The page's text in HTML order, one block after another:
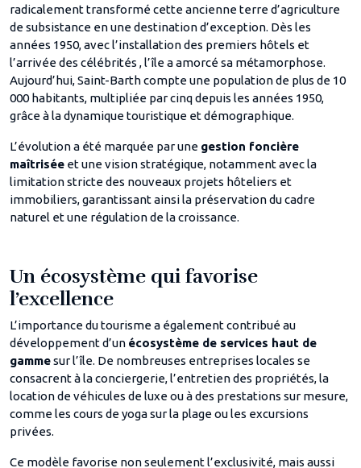
radicalement transformé cette ancienne terre d’agriculture
de subsistance en une destination d’exception. Dès les
années 1950, avec l’installation des premiers hôtels et
l’arrivée des célébrités , l’île a amorcé sa métamorphose.
Aujourd’hui, Saint-Barth compte une population de plus de 10
000 habitants, multipliée par cinq depuis les années 1950,
grâce à la dynamique touristique et démographique.
L’évolution a été marquée par une gestion foncière
maîtrisée et une vision stratégique, notamment avec la
limitation stricte des nouveaux projets hôteliers et
immobiliers, garantissant ainsi la préservation du cadre
naturel et une régulation de la croissance.
Un écosystème qui favorise
l’excellence
L’importance du tourisme a également contribué au
développement d’un écosystème de services haut de
gammesur l’île. De nombreuses entreprises locales se
consacrent à la conciergerie, l’entretien des propriétés, la
location de véhicules de luxe ou à des prestations sur mesure,
comme les cours de yoga sur la plage ou les excursions
privées.
Ce modèle favorise non seulement l’exclusivité, mais aussi